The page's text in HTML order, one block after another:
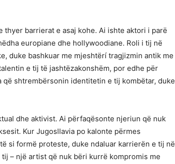
thyer barrierat e asaj kohe. Ai ishte aktori i parë
europiane dhe hollywoodiane. Roli i tij në
duke bashkuar me mjeshtërí tragjizmin antik me
e tij të jashtëzakonshëm, por edhe për
shtrembërsonin identitetin e tij kombëtar, duke
dhe aktivist. Ai përfaqësonte njeriun që nuk
Kur Jugosllavia po kalonte përmes
si formë proteste, duke ndaluar karrierën e tij në
– një artist që nuk bëri kurrë kompromis me